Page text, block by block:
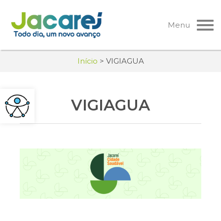
Pular
para
o
Menu
Início > VIGIAGUA
VIGIAGUA